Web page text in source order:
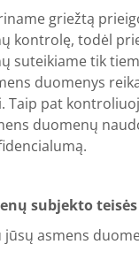
griežtą
kontrolę, todėl
suteikiame tik
duomenys
Taip pat
duomenų
subjekto teisės
jūsų asmens